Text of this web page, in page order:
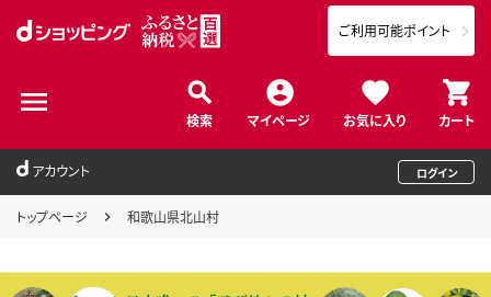
検索 マイページ お気に入り カート
ご利用可能ポイント
アカウント ログイン
トップページ 和歌山県北山村